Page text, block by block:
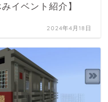
イベント紹介】
2024年4月18日